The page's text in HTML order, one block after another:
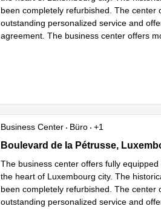
been completely refurbished. The center
outstanding personalized service and
agreement. The business center offers
Business Center Büro
+1
124, Boulevard de la Petrusse,
Boulevard de la Pétrusse,
The business center offers fully equipped
the heart of Luxembourg city. The
been completely refurbished. The center
outstanding personalized service and